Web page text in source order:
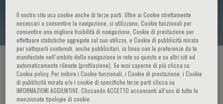
Didier Lardinois
HOME PAGE / CORSI ED EVENTI / RELATORE
Il nostro sito usa cookie anche di terze parti. Oltre ai Cookie strettamente
necessari a consentire la navigazione, si utilizzano, Cookie funzionali per
consentire una migliore fruibilità di navigazione, Cookie di prestazione per
effettuare statistiche aggregate sul suo utilizzo, e Cookie di pubblicità mirata
per sottoporti contenuti, anche pubblicitari, in linea con le preferenze da te
manifestate nell‘ambito della navigazione in rete su questo e su altri siti ed
automaticamente rilevate (profilazione). Se vuoi saperne di più clicca su
Cookie policy. Per inibire i Cookie funzionali, i Cookie di prestazione, i Cookie
di pubblicità mirata e/o i cookie di specifiche terze parti clicca su
INFORMAZIONI AGGIUNTIVE. Cliccando ACCETTO acconsenti all’uso di tutte le
menzionate tipologie di cookie.